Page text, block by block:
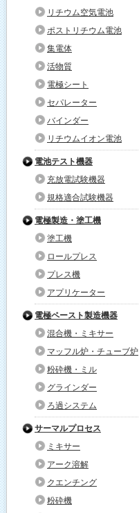
リチウム空気電池
ポストリチウム電池
集電体
活物質
電極シート
セパレーター
バインダー
リチウムイオン電池
電池テスト機器
充放電試験機器
規格適合試験機器
電極製造・塗工機
塗工機
ロールプレス
プレス機
アプリケーター
電極ペースト製造機器
混合機・ミキサー
マッフル炉・チューブ炉
粉砕機・ミル
グラインダー
ろ過システム
サーマルプロセス
ミキサー
アーク溶解
クエンチング
粉砕機